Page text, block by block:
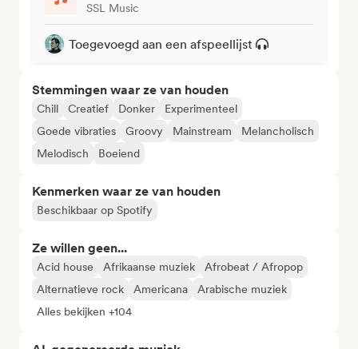
SSL Music
Toegevoegd aan een afspeellijst
Stemmingen waar ze van houden
Chill Creatief Donker
Experimenteel
Goede vibraties
Groovy Mainstream
Melancholisch
Melodisch
Boeiend
Kenmerken waar ze van houden
Beschikbaar op Spotify
Ze willen geen...
Acid house Afrikaanse muziek
Afrobeat / Afropop
Alternatieve rock
Americana
Arabische muziek
Alles bekijken +104